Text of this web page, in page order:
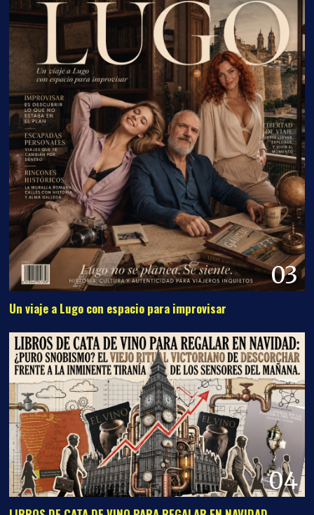
03
Un viaje a Lugo con espacio para improvisar
04